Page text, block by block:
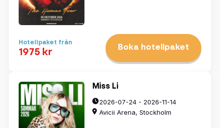
Hotellpaket från
1975 kr Boka hotellpaket
Miss Li
2026-07-24 - 2026-11-14
Avicii Arena, Stockholm